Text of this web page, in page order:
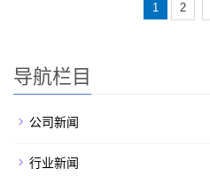
1 2
导航栏目
公司新闻
行业新闻